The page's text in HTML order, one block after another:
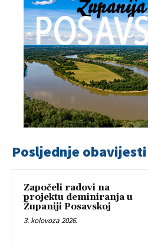
Posljednje obavijesti
Započeli radovi na
projektu deminiranja u
Županiji Posavskoj
3. kolovoza 2026.